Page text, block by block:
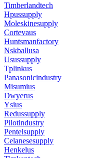
Timberlandtech
Hpussupply
Moleskinesupply
Cortevaus
Huntsmanfactory
Nskballusa
Usussupply
Tplinkus
Panasonicindustry
Misumius
Dwyerus
Ysius
Redussupply
Pilotindustry
Pentelsupply
Celanesesupply
Henkelus